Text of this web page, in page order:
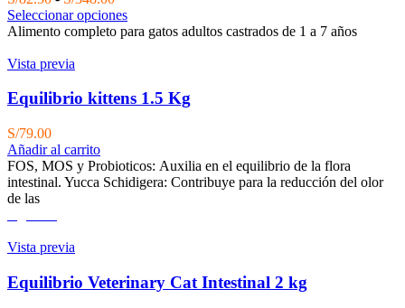
de
precios:
S/348.00
Seleccionar opciones
Alimento completo para gatos adultos castrados de 1 a 7 años
Vista previa
Equilibrio kittens 1.5 Kg
S/79.00
Añadir al carrito
FOS, MOS y Probioticos: Auxilia en el equilibrio de la flora
intestinal. Yucca Schidigera: Contribuye para la reducción del olor
de las
Vista previa
Equilibrio Veterinary Cat Intestinal 2 kg